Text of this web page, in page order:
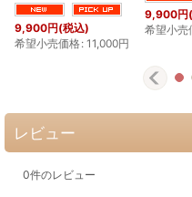
9,900円(税込)
希望小売価格: 11,000円
9,900円
希望小売
レビュー
0件のレビュー